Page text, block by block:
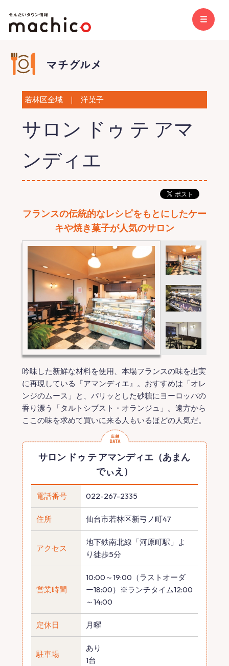
若林区全域 ｜ 洋菓子
サロン ドゥ テ アマ
ンディエ
フランスの伝統的なレシピをもとにしたケー
キや焼き菓子が人気のサロン
吟味した新鮮な材料を使用、本場フランスの味を忠実
に再現している『アマンディエ』。おすすめは「オレ
ンジのムース」と、パリッとした砂糖にヨーロッパの
香り漂う「タルトシブスト・オランジュ」。遠方から
ここの味を求めて買いに来る人もいるほどの人気だ。
サロン ドゥ テ アマンディエ（あまん
でぃえ）
電話番号 022-267-2335
住所 仙台市若林区新弓ノ町47
アクセス
地下鉄南北線「河原町駅」よ
り徒歩5分
営業時間
10:00～19:00（ラストオーダ
ー18:00）※ランチタイム12:00
～14:00
定休日 月曜
駐車場
あり
1台